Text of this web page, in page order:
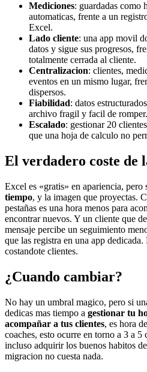
Mediciones: guardadas como
automaticas, frente a un
Excel.
Lado cliente: una app movil
datos y sigue sus progresos,
totalmente cerrada al cliente.
Centralizacion: clientes,
eventos en un mismo lugar,
dispersos.
Fiabilidad: datos
archivo fragil y facil de romper.
Escalado: gestionar 20
que una hoja de calculo no
El verdadero coste de
Excel es «gratis» en apariencia, pero
tiempo, y la imagen que proyectas.
pestañas es una hora menos para
encontrar nuevos. Y un cliente que
mensaje percibe un seguimiento
que las registra en una app
costandote clientes.
¿Cuando cambiar?
No hay un umbral magico, pero si
dedicas mas tiempo a gestionar tu
acompañar a tus clientes, es hora
coaches, esto ocurre en torno a 3 a
incluso adquirir los buenos habitos
migracion no cuesta nada.